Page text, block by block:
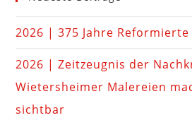
2026 | 375 Jahre Reformierte
2026 | Zeitzeugnis der
Wietersheimer Malereien
sichtbar